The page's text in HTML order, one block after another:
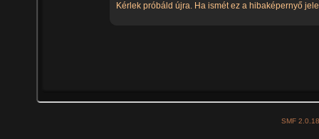
Kérlek próbáld újra. Ha ismét ez a hibaképernyő
SMF 2.0.18